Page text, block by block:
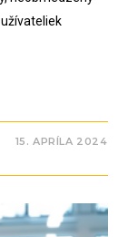
15. APRÍLA 2024